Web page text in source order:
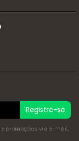
Registre-se
promoções via e-mail,